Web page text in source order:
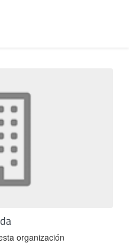
organización